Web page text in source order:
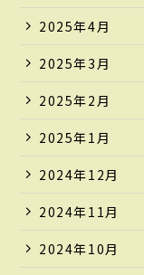
2025年4月
2025年3月
2025年2月
2025年1月
2024年12月
2024年11月
2024年10月